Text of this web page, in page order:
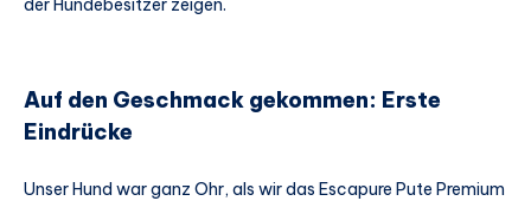
der Hundebesitzer zeigen.
Auf den Geschmack gekommen: Erste
Eindrücke
Unser Hund war ganz Ohr, als wir das Escapure Pute Premium